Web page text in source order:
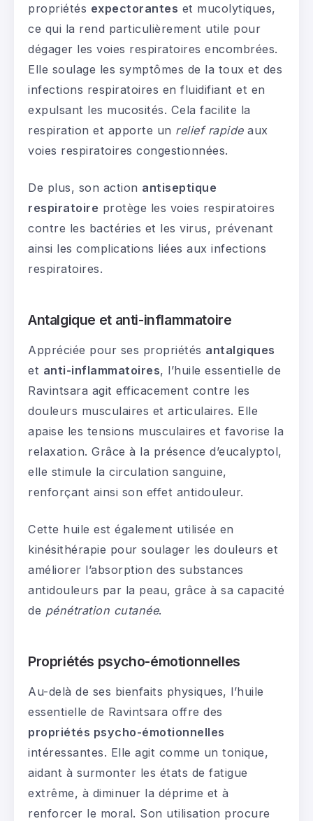
propriétés expectorantes et mucolytiques,
ce qui la rend particulièrement utile pour
dégager les voies respiratoires encombrées.
Elle soulage les symptômes de la toux et des
infections respiratoires en fluidifiant et en
expulsant les mucosités. Cela facilite la
respiration et apporte un relief rapideaux
voies respiratoires congestionnées.
De plus, son action antiseptique
respiratoire protège les voies respiratoires
contre les bactéries et les virus, prévenant
ainsi les complications liées aux infections
respiratoires.
Antalgique et anti-inflammatoire
Appréciée pour ses propriétés antalgiques
et anti-inflammatoires, l’huile essentielle de
Ravintsara agit efficacement contre les
douleurs musculaires et articulaires. Elle
apaise les tensions musculaires et favorise la
relaxation. Grâce à la présence d’eucalyptol,
elle stimule la circulation sanguine,
renforçant ainsi son effet antidouleur.
Cette huile est également utilisée en
kinésithérapie pour soulager les douleurs et
améliorer l’absorption des substances
antidouleurs par la peau, grâce à sa capacité
de pénétration cutanée.
Propriétés psycho-émotionnelles
Au-delà de ses bienfaits physiques, l’huile
essentielle de Ravintsara offre des
propriétés psycho-émotionnelles
intéressantes. Elle agit comme un tonique,
aidant à surmonter les états de fatigue
extrême, à diminuer la déprime et à
renforcer le moral. Son utilisation procure